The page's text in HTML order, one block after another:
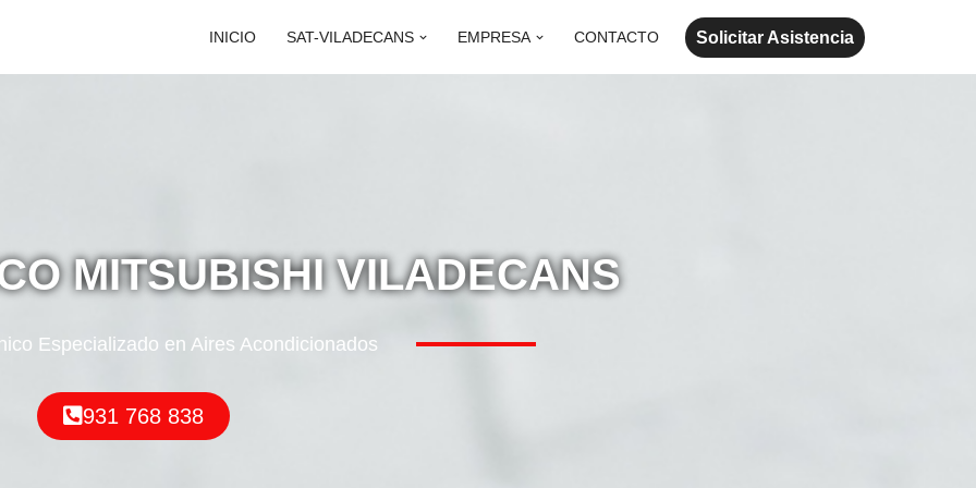
INICIO SAT-VILADECANS EMPRESA CONTACTO Solicitar Asistencia
MITSUBISHI VILADECANS
Especializado en Aires Acondicionados
931 768 838